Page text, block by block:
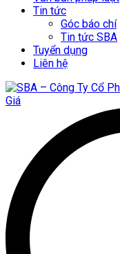
Tin tức
Góc báo chí
Tin tức SBA
Tuyển dụng
Liên hệ